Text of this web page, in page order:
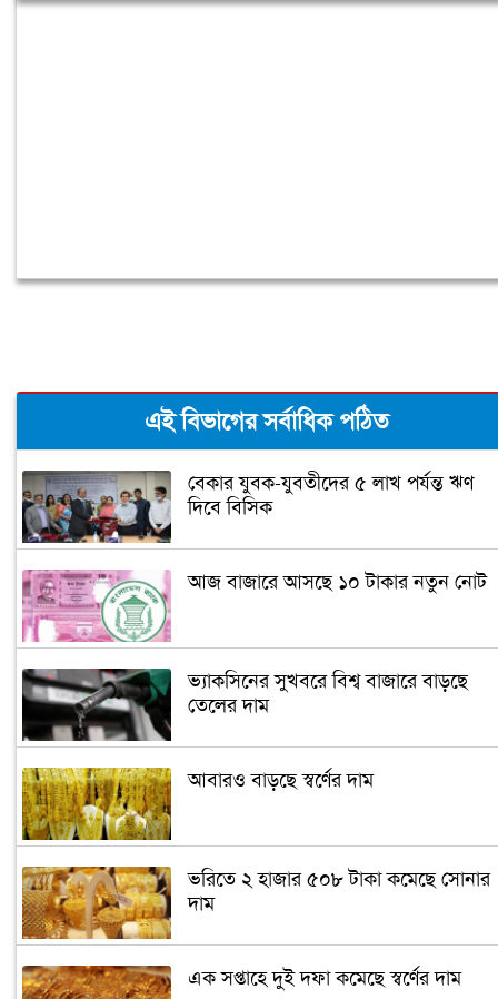
এই বিভাগের সর্বাধিক পঠিত
বেকার যুবক-যুবতীদের ৫ লাখ পর্যন্ত ঋণ
দিবে বিসিক
আজ বাজারে আসছে ১০ টাকার নতুন নোট
ভ্যাকসিনের সুখবরে বিশ্ব বাজারে বাড়ছে
তেলের দাম
আবারও বাড়ছে স্বর্ণের দাম
ভরিতে ২ হাজার ৫০৮ টাকা কমেছে সোনার
দাম
এক সপ্তাহে দুই দফা কমেছে স্বর্ণের দাম